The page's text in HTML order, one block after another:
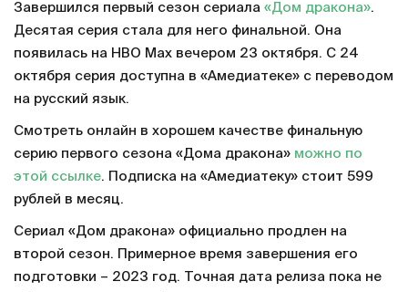
Завершился первый сезон сериала «Дом дракона».
Десятая серия стала для него финальной. Она
появилась на HBO Max вечером 23 октября. С 24
октября серия доступна в «Амедиатеке» с переводом
на русский язык.
Смотреть онлайн в хорошем качестве финальную
серию первого сезона «Дома дракона» можно по
этой ссылке. Подписка на «Амедиатеку» стоит 599
рублей в месяц.
Сериал «Дом дракона» официально продлен на
второй сезон. Примерное время завершения его
подготовки – 2023 год. Точная дата релиза пока не